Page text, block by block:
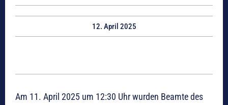
12. April 2025
Am 11. April 2025 um 12:30 Uhr wurden Beamte des